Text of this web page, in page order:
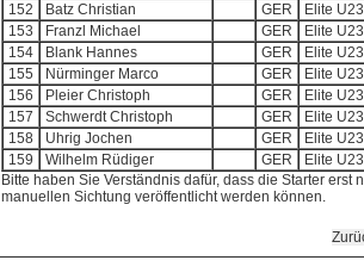
152
Batz Christian GER Elite U23
153
Franzl Michael GER Elite U23
154
Blank Hannes GER Elite U23
155
Nürminger Marco GER Elite U23
156
Pleier Christoph GER Elite U23
157
Schwerdt Christoph GER Elite U23
158
Uhrig Jochen GER Elite U23
159
Wilhelm Rüdiger GER Elite U23
Bitte haben Sie Verständnis dafür, dass die Starter erst
manuellen Sichtung veröffentlicht werden können.